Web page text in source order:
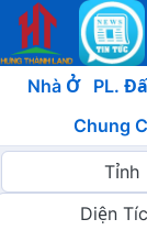
Nhà Ở PL.
Chung